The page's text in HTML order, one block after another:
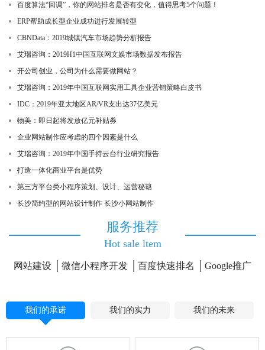
百度算法“回调”，你的网站排名是否有变化，值得思考5个问题！
ERP帮助成长型企业成功进行发展转型
CBNData：2019城镇汽车市场趋势分析报告
艾瑞咨询：2019H1中国互联网文娱市场数据发布报告
开公司创业，公司为什么需要做网站？
艾瑞咨询：2019年中国互联网实用工具企业营销策略白皮书
IDC：2019年亚太地区AR/VR支出达37亿美元
物美：即日起将发放亿元补贴券
企业网站制作应考虑的四个因素是什么
艾瑞咨询：2019年中国手持云台行业研究报告
打造一体化商业平台是优势
第三方平台类小程序策划、设计、运营秘籍
长沙简约型的网站设计制作 长沙小网站制作
服务推荐
Hot sale ltem
网站建设 微信小程序开发 百度快速排名 Google推广
我们的承诺 我们的实力 我们的未来